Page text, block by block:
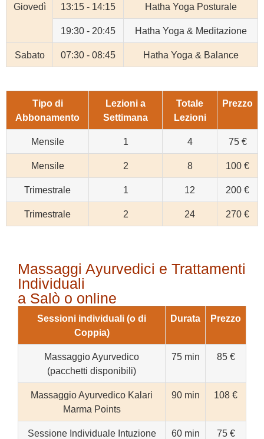
Giovedì 13:15 - 14:15 Hatha Yoga Posturale
19:30 - 20:45 Hatha Yoga & Meditazione
Sabato 07:30 - 08:45 Hatha Yoga & Balance
Tipo di
Abbonamento
Lezioni a
Settimana
Totale
Lezioni
Prezzo
Mensile 1 4 75 €
Mensile 2 8 100 €
Trimestrale 1 12 200 €
Trimestrale 2 24 270 €
Massaggi Ayurvedici e Trattamenti
Individuali
a Salò o online
Sessioni individuali (o di
Coppia)
Durata Prezzo
Massaggio Ayurvedico
(pacchetti disponibili)
75 min 85 €
Massaggio Ayurvedico Kalari
Marma Points
90 min 108 €
Sessione Individuale Intuzione
60 min 75 €